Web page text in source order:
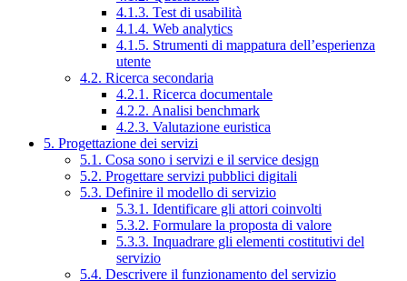
4.1.3. Test di usabilità
4.1.4. Web analytics
4.1.5. Strumenti di mappatura dell’esperienza
utente
4.2. Ricerca secondaria
4.2.1. Ricerca documentale
4.2.2. Analisi benchmark
4.2.3. Valutazione euristica
5. Progettazione dei servizi
5.1. Cosa sono i servizi e il service design
5.2. Progettare servizi pubblici digitali
5.3. Definire il modello di servizio
5.3.1. Identificare gli attori coinvolti
5.3.2. Formulare la proposta di valore
5.3.3. Inquadrare gli elementi costitutivi del
servizio
5.4. Descrivere il funzionamento del servizio